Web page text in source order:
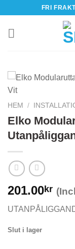
content
FRI
HEM /
Elko
201.00kr
Slut i lager